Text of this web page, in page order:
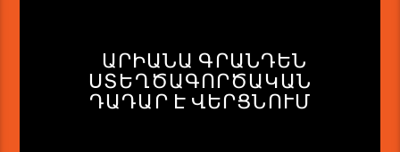
ԱՐԻԱՆԱ ԳՐԱՆԴԵՆ
ՍՏԵՂԾԱԳՈՐԾԱԿԱՆ
ԴԱԴԱՐ Է ՎԵՐՑՆՈՒՄ